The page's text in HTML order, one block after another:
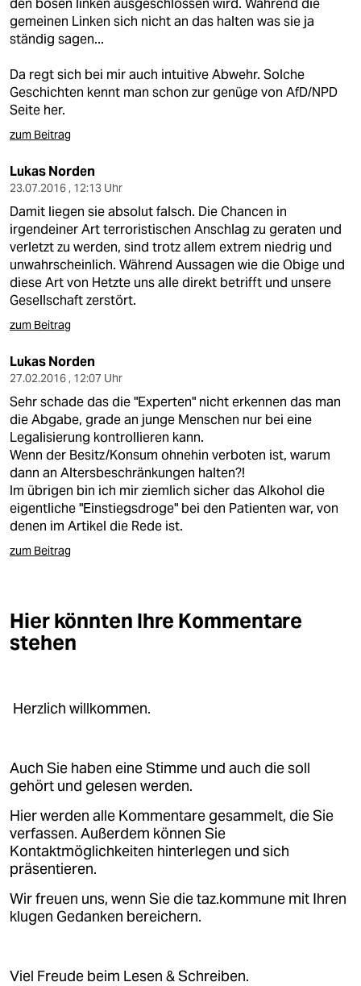
den bösen linken ausgeschlossen wird. Während die
gemeinen Linken sich nicht an das halten was sie ja
ständig sagen...
Da regt sich bei mir auch intuitive Abwehr. Solche
Geschichten kennt man schon zur genüge von AfD/NPD
Seite her.
zum Beitrag
Lukas Norden
23.07.2016 , 12:13 Uhr
Damit liegen sie absolut falsch. Die Chancen in
irgendeiner Art terroristischen Anschlag zu geraten und
verletzt zu werden, sind trotz allem extrem niedrig und
unwahrscheinlich. Während Aussagen wie die Obige und
diese Art von Hetzte uns alle direkt betrifft und unsere
Gesellschaft zerstört.
zum Beitrag
Lukas Norden
27.02.2016 , 12:07 Uhr
Sehr schade das die "Experten" nicht erkennen das man
die Abgabe, grade an junge Menschen nur bei eine
Legalisierung kontrollieren kann.
Wenn der Besitz/Konsum ohnehin verboten ist, warum
dann an Altersbeschränkungen halten?!
Im übrigen bin ich mir ziemlich sicher das Alkohol die
eigentliche "Einstiegsdroge" bei den Patienten war, von
denen im Artikel die Rede ist.
zum Beitrag
Hier könnten Ihre Kommentare
stehen
Herzlich willkommen.
Auch Sie haben eine Stimme und auch die soll
gehört und gelesen werden.
Hier werden alle Kommentare gesammelt, die Sie
verfassen. Außerdem können Sie
Kontaktmöglichkeiten hinterlegen und sich
präsentieren.
Wir freuen uns, wenn Sie die taz.kommune mit Ihren
klugen Gedanken bereichern.
Viel Freude beim Lesen & Schreiben.